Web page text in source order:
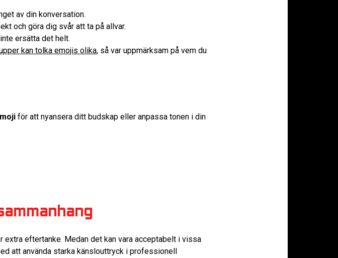
av din konversation.
och göra dig svår att ta på allvar.
ersätta det helt.
kan tolka emojis olika, så var uppmärksam på vem du
för att nyansera ditt budskap eller anpassa tonen i din
extra eftertanke. Medan det kan vara acceptabelt i vissa
att använda starka känslouttryck i professionell